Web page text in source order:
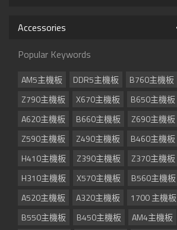
Accessories
Popular Keywords
AM5主機板 DDR5主機板
B760主機板
Z790主機板
X670主機板
B650主機板
A620主機板
B660主機板
Z690主機板
Z590主機板
Z490主機板
B460主機板
H410主機板
Z390主機板
Z370主機板
H310主機板
X570主機板
B560主機板
A520主機板
A320主機板
1700 主機板
B550主機板
B450主機板
AM4主機板